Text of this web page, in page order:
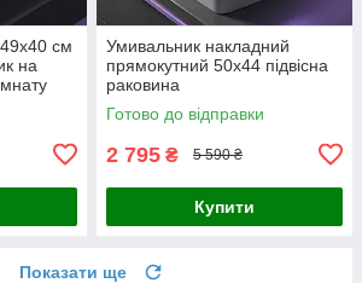
см
на
Умивальник накладний
прямокутний 50х44 підвісна
раковина
Готово до відправки
2 795 ₴ 5 590 ₴
Купити
Показати ще